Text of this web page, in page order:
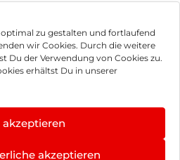
zu gestalten und fortlaufend
wir Cookies. Durch die weitere
Du der Verwendung von Cookies zu.
erhältst Du in unserer
akzeptieren
akzeptieren